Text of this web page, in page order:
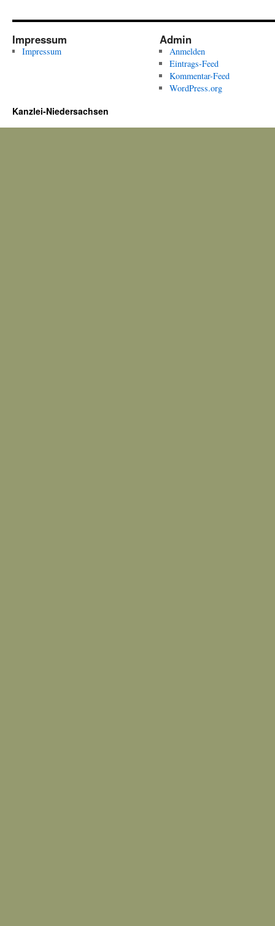
Impressum
Impressum
Admin
Anmelden
Eintrags-Feed
Kommentar-Feed
WordPress.org
Kanzlei-Niedersachsen